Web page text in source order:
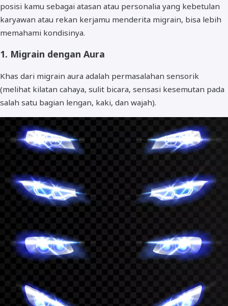
posisi kamu sebagai atasan atau personalia yang kebetulan
karyawan atau rekan kerjamu menderita migrain, bisa lebih
memahami kondisinya.
1. Migrain dengan Aura
Khas dari migrain aura adalah permasalahan sensorik
(melihat kilatan cahaya, sulit bicara, sensasi kesemutan pada
salah satu bagian lengan, kaki, dan wajah).